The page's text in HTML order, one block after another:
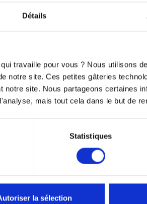
Détails
travaille pour vous ? Nous utilisons
notre site. Ces petites gâteries
site. Nous partageons certaines
mais tout cela dans le but de
Statistiques
la sélection
Liquide de refroidissement
13,90 €
13,21 €